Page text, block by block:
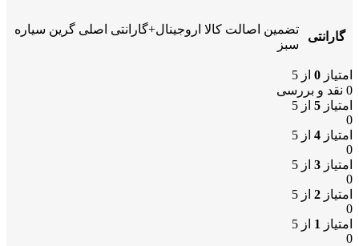
گارانتی
تضمین اصالت کالا اروجینال+گارانتی اصلی گرین سیاره
سبز
امتیاز 0 از 5
0 نقد و بررسی
امتیاز 5 از 5
0
امتیاز 4 از 5
0
امتیاز 3 از 5
0
امتیاز 2 از 5
0
امتیاز 1 از 5
0